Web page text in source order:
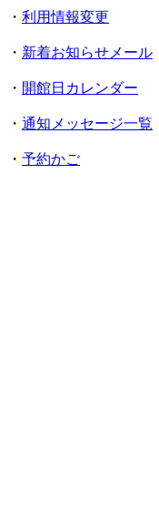
・ 利用情報変更
・ 新着お知らせメール
・ 開館日カレンダー
・ 通知メッセージ一覧
・ 予約かご